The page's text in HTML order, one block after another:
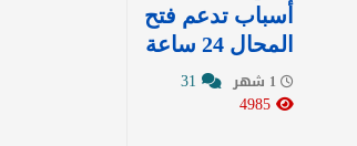
أسباب تدعم فتح
المحال 24 ساعة